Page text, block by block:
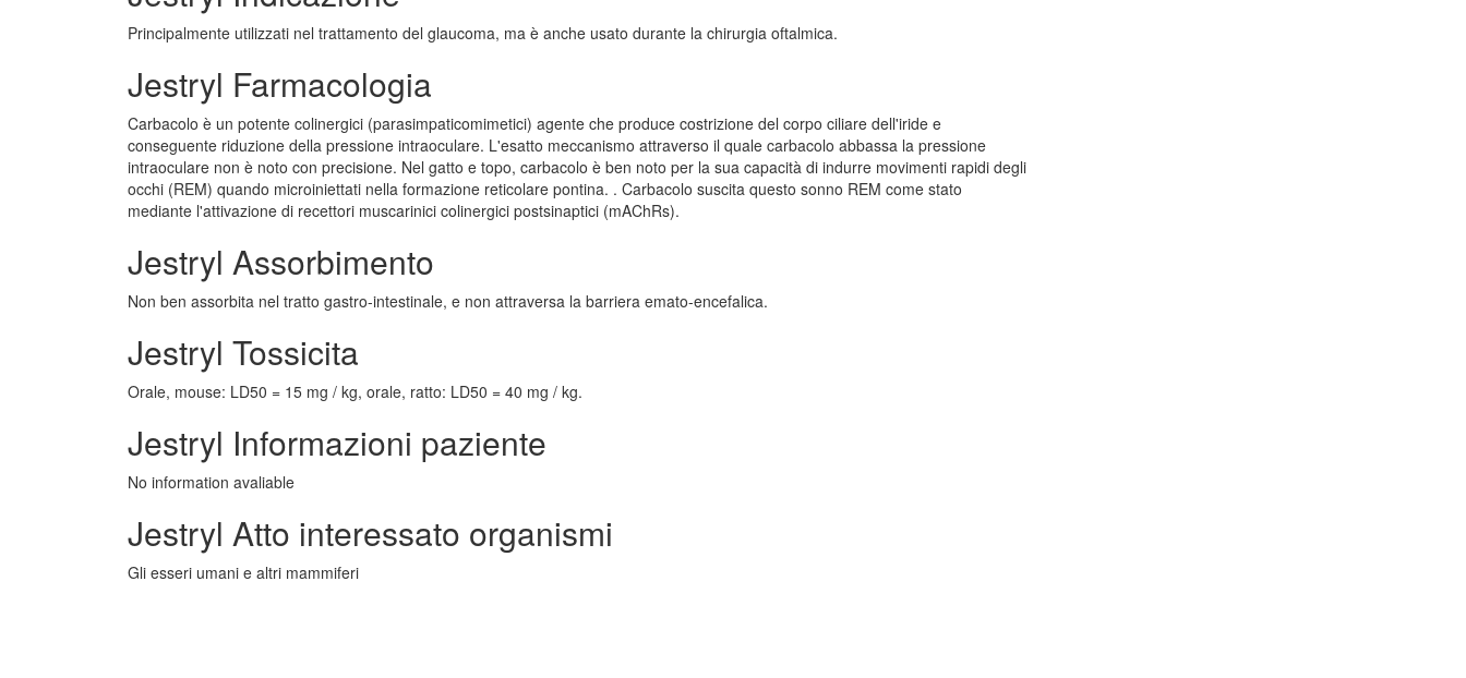
Principalmente utilizzati nel trattamento del glaucoma, ma è anche usato durante la chirurgia oftalmica.
Jestryl Farmacologia
Carbacolo è un potente colinergici (parasimpaticomimetici) agente che produce costrizione del corpo ciliare dell'iride e
conseguente riduzione della pressione intraoculare. L'esatto meccanismo attraverso il quale carbacolo abbassa la pressione
intraoculare non è noto con precisione. Nel gatto e topo, carbacolo è ben noto per la sua capacità di indurre movimenti rapidi degli
occhi (REM) quando microiniettati nella formazione reticolare pontina. . Carbacolo suscita questo sonno REM come stato
mediante l'attivazione di recettori muscarinici colinergici postsinaptici (mAChRs).
Jestryl Assorbimento
Non ben assorbita nel tratto gastro-intestinale, e non attraversa la barriera emato-encefalica.
Jestryl Tossicita
Orale, mouse: LD50 = 15 mg / kg, orale, ratto: LD50 = 40 mg / kg.
Jestryl Informazioni paziente
No information avaliable
Jestryl Atto interessato organismi
Gli esseri umani e altri mammiferi